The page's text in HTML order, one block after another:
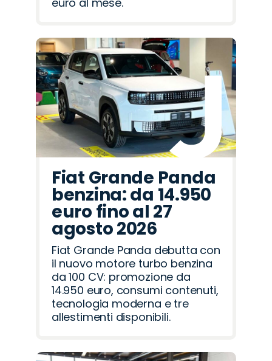
Fiat Grande Panda
benzina: da 14.950
euro fino al 27
agosto 2026
Fiat Grande Panda debutta con
il nuovo motore turbo benzina
da 100 CV: promozione da
14.950 euro, consumi contenuti,
tecnologia moderna e tre
allestimenti disponibili.